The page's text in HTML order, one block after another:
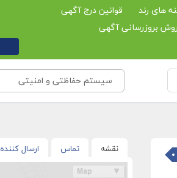
های رند
قوانین درج آگهی
روش بروزرسانی آگهی
سیستم حفاظتی و امنیتی
نقشه تماس ارسال کننده